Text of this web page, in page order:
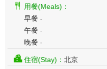
用餐(Meals)：
早餐 -
午餐 -
晚餐 -
住宿(Stay)： 北京